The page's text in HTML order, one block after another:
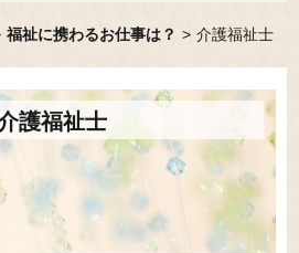
福祉に携わるお仕事は？ > 介護福祉士
護福祉士